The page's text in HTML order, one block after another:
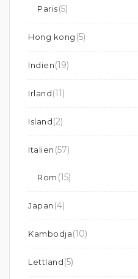
Paris(5)
Hong kong (5)
Indien(19)
Irland(11)
Island(2)
Italien (57)
Rom (15)
Japan (4)
Kambodja(10)
Lettland(5)